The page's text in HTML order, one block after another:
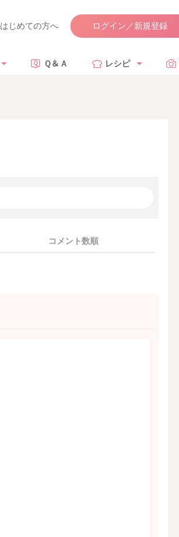
はじめての方へ ログイン／新規登録
Ｑ＆Ａ レシピ
コメント数順